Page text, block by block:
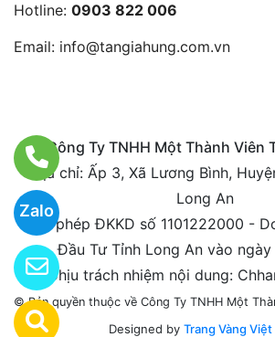
Zalo
Hotline: 0903 822 006
Email: info@tangiahung.com.vn
Công Ty TNHH Một Thành Viên
Địa chỉ: Ấp 3, Xã Lương Bình,
Long An
Giấy phép ĐKKD số 1101222000 -
Đầu Tư Tỉnh Long An vào ngày
Chịu trách nhiệm nội dung:
© Bản quyền thuộc về Công Ty TNHH Một
Designed by Trang Vàng Việt